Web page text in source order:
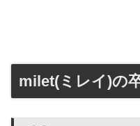
milet(ミレイ)の